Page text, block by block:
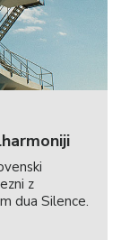
z
dua Silence.